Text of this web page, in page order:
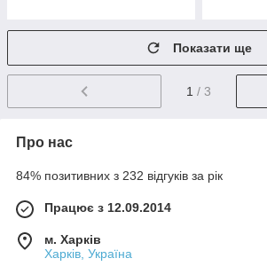
Показати ще
1 / 3
Про нас
84% позитивних з 232 відгуків за рік
Працює з 12.09.2014
м. Харків
Харків, Україна